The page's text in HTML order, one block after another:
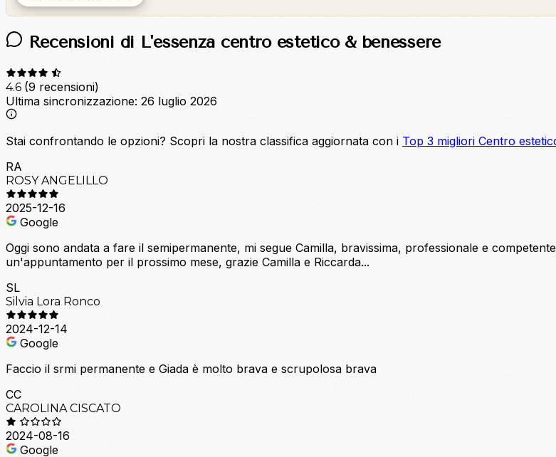
Recensioni di L'essenza centro estetico & benessere
4.6 (9 recensioni)
Ultima sincronizzazione: 26 luglio 2026
Stai confrontando le opzioni? Scopri la nostra classifica aggiornata con i Top 3 migliori Centro
RA
ROSY ANGELILLO
2025-12-16
Google
Oggi sono andata a fare il semipermanente, mi segue Camilla, bravissima, professionale e
un'appuntamento per il prossimo mese, grazie Camilla e Riccarda...
SL
Silvia Lora Ronco
2024-12-14
Google
Faccio il srmi permanente e Giada è molto brava e scrupolosa brava
CC
CAROLINA CISCATO
2024-08-16
Google